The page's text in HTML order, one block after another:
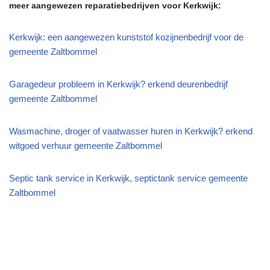
meer aangewezen reparatiebedrijven voor Kerkwijk:
Kerkwijk: een aangewezen kunststof kozijnenbedrijf voor de
gemeente Zaltbommel
Garagedeur probleem in Kerkwijk? erkend deurenbedrijf
gemeente Zaltbommel
Wasmachine, droger of vaatwasser huren in Kerkwijk? erkend
witgoed verhuur gemeente Zaltbommel
Septic tank service in Kerkwijk, septictank service gemeente
Zaltbommel